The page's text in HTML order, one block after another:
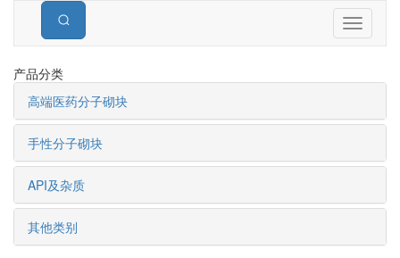
Toggle
产品分类
高端医药分子砌块
手性分子砌块
API及杂质
其他类别